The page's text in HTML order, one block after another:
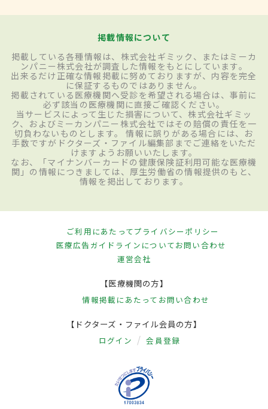
掲載情報について
掲載している各種情報は、株式会社ギミック、またはミーカ
ンパニー株式会社が調査した情報をもとにしています。
出来るだけ正確な情報掲載に努めておりますが、内容を完全
に保証するものではありません。
掲載されている医療機関へ受診を希望される場合は、事前に
必ず該当の医療機関に直接ご確認ください。
当サービスによって生じた損害について、株式会社ギミッ
ク、およびミーカンパニー株式会社ではその賠償の責任を一
切負わないものとします。 情報に誤りがある場合には、お
手数ですがドクターズ・ファイル編集部までご連絡をいただ
けますようお願いいたします。
なお、「マイナンバーカードの健康保険証利用可能な医療機
関」の情報につきましては、厚生労働省の情報提供のもと、
情報を掲出しております。
ご利用にあたってプライバシーポリシー
医療広告ガイドラインについてお問い合わせ
運営会社
【医療機関の方】
情報掲載にあたって お問い合わせ
【ドクターズ・ファイル会員の方】
ログイン 会員登録